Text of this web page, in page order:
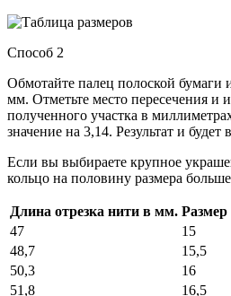
Способ 2
Обмотайте палец полоской
мм. Отметьте место пересечения и
полученного участка в
значение на 3,14. Результат и
Если вы выбираете крупное
кольцо на половину размера
Длина отрезка нити в мм. Размер
47
15
48,7
15,5
50,3
16
51,8
16,5